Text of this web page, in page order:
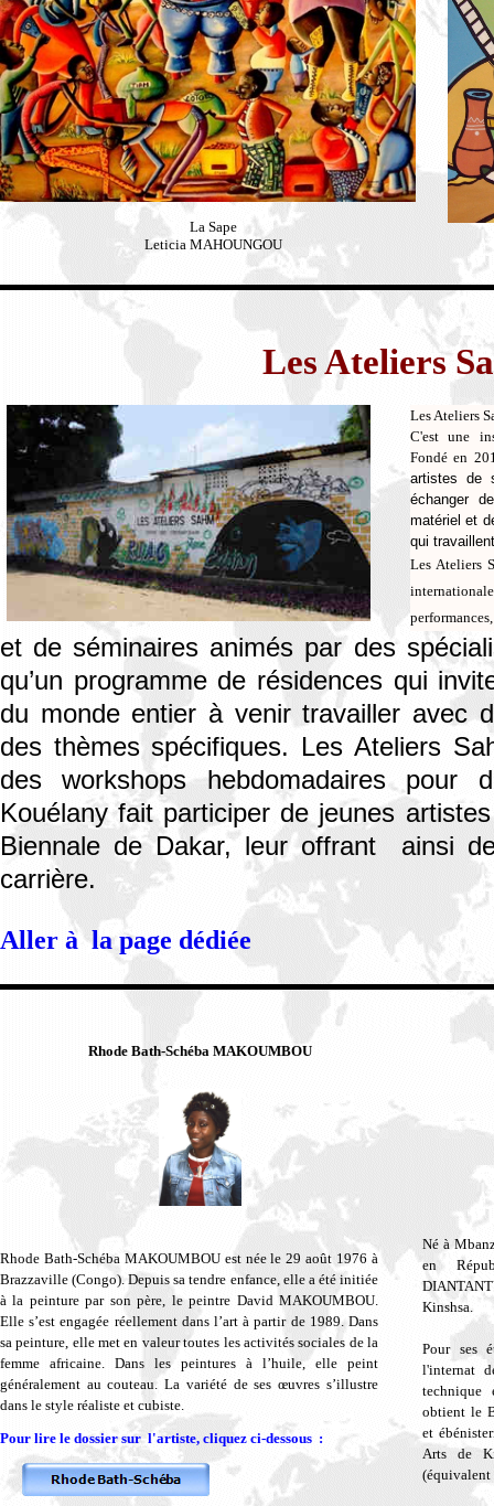
La Sape
Leticia MAHOUNGOU
Les Ateliers
Les Ateliers
C'est une
Fondé en
artistes de
échanger
matériel et
qui
Les Ateliers
et de séminaires animés par des
qu’un programme de résidences qui
du monde entier à venir travailler avec
des thèmes spécifiques. Les Ateliers
des workshops hebdomadaires pour
Kouélany fait participer de jeunes
Biennale de Dakar, leur offrant ainsi
carrière.
Aller à la page dédiée
Rhode Bath-Schéba MAKOUMBOU
Rhode Bath-Schéba MAKOUMBOU est née le 29 août 1976 à
Brazzaville (Congo). Depuis sa tendre enfance, elle a été initiée
à la peinture par son père, le peintre David MAKOUMBOU.
Elle s’est engagée réellement dans l’art à partir de 1989. Dans
sa peinture, elle met en valeur toutes les activités sociales de la
femme africaine. Dans les peintures à l’huile, elle peint
généralement au couteau. La variété de ses œuvres s’illustre
dans le style réaliste et cubiste.
Pour lire le dossier sur l'artiste, cliquez ci-dessous :
Né à
en
Kinshsa.
Pour ses
l'internat
technique
obtient le
et
Arts de
(équivalent